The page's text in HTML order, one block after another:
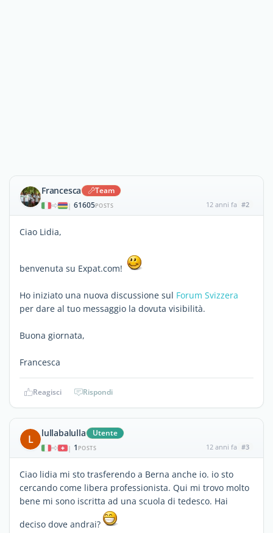
Francesca Team
| 61605POSTS 12 anni fa #2
Ciao Lidia,
benvenuta su Expat.com!
Ho iniziato una nuova discussione sul Forum Svizzera
per dare al tuo messaggio la dovuta visibilità.
Buona giornata,
Francesca
Reagisci Rispondi
L lullabalulla Utente
| 1 POSTS 12 anni fa #3
Ciao lidia mi sto trasferendo a Berna anche io. io sto
cercando come libera professionista. Qui mi trovo molto
bene mi sono iscritta ad una scuola di tedesco. Hai
deciso dove andrai?